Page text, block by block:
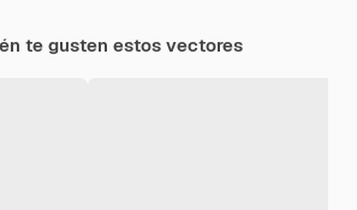
te gusten estos vectores